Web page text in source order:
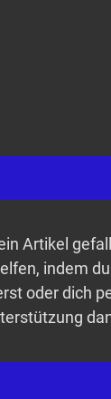
Artikel
indem
oder dich